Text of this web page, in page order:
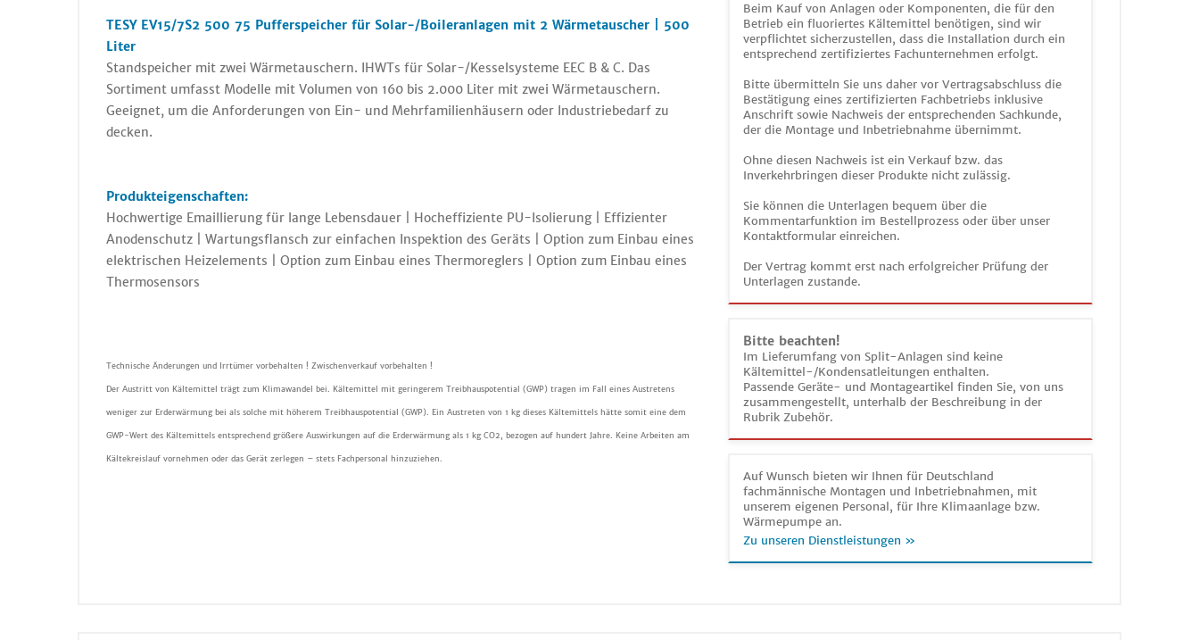
Beim Kauf von Anlagen oder Komponenten, die für den
Betrieb ein fluoriertes Kältemittel benötigen, sind wir
verpflichtet sicherzustellen, dass die Installation durch ein
entsprechend zertifiziertes Fachunternehmen erfolgt.
Bitte übermitteln Sie uns daher vor Vertragsabschluss die
Bestätigung eines zertifizierten Fachbetriebs inklusive
Anschrift sowie Nachweis der entsprechenden Sachkunde,
der die Montage und Inbetriebnahme übernimmt.
Ohne diesen Nachweis ist ein Verkauf bzw. das
Inverkehrbringen dieser Produkte nicht zulässig.
Sie können die Unterlagen bequem über die
Kommentarfunktion im Bestellprozess oder über unser
Kontaktformular einreichen.
Der Vertrag kommt erst nach erfolgreicher Prüfung der
Unterlagen zustande.
Bitte beachten!
Im Lieferumfang von Split-Anlagen sind keine
Kältemittel-/Kondensatleitungen enthalten.
Passende Geräte- und Montageartikel finden Sie, von uns
zusammengestellt, unterhalb der Beschreibung in der
Rubrik Zubehör.
Auf Wunsch bieten wir Ihnen für Deutschland
fachmännische Montagen und Inbetriebnahmen, mit
unserem eigenen Personal, für Ihre Klimaanlage bzw.
Wärmepumpe an.
Zu unseren Dienstleistungen »
TESY EV15/7S2 500 75 Pufferspeicher für Solar-/Boileranlagen mit 2 Wärmetauscher | 500
Liter
Standspeicher mit zwei Wärmetauschern. IHWTs für Solar-/Kesselsysteme EEC B & C. Das
Sortiment umfasst Modelle mit Volumen von 160 bis 2.000 Liter mit zwei Wärmetauschern.
Geeignet, um die Anforderungen von Ein- und Mehrfamilienhäusern oder Industriebedarf zu
decken.
Produkteigenschaften:
Hochwertige Emaillierung für lange Lebensdauer | Hocheffiziente PU-Isolierung | Effizienter
Anodenschutz | Wartungsflansch zur einfachen Inspektion des Geräts | Option zum Einbau eines
elektrischen Heizelements | Option zum Einbau eines Thermoreglers | Option zum Einbau eines
Thermosensors
Technische Änderungen und Irrtümer vorbehalten ! Zwischenverkauf vorbehalten !
Der Austritt von Kältemittel trägt zum Klimawandel bei. Kältemittel mit geringerem Treibhauspotential (GWP) tragen im Fall eines Austretens
weniger zur Erderwärmung bei als solche mit höherem Treibhauspotential (GWP). Ein Austreten von 1 kg dieses Kältemittels hätte somit eine dem
GWP-Wert des Kältemittels entsprechend größere Auswirkungen auf die Erderwärmung als 1 kg CO2, bezogen auf hundert Jahre. Keine Arbeiten am
Kältekreislauf vornehmen oder das Gerät zerlegen – stets Fachpersonal hinzuziehen.